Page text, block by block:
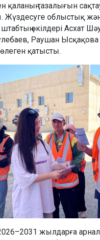
қаланың тазалығын
Жүздесуге облыстық
өкілдері Асхат
Раушан
қатысты.
жылдарға